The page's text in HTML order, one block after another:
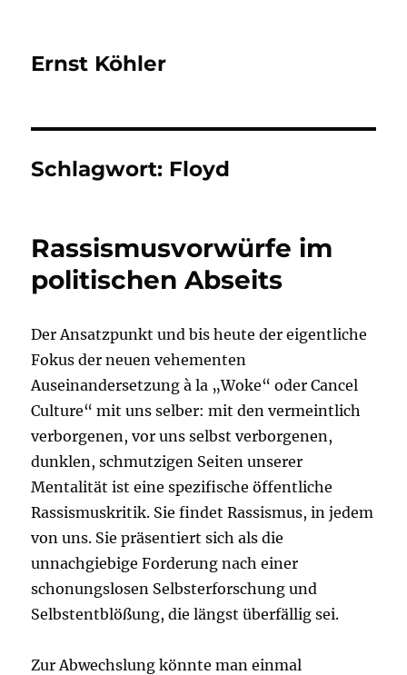
Ernst Köhler
Schlagwort: Floyd
Rassismusvorwürfe im
politischen Abseits
Der Ansatzpunkt und bis heute der eigentliche
Fokus der neuen vehementen
Auseinandersetzung à la „Woke“ oder Cancel
Culture“ mit uns selber: mit den vermeintlich
verborgenen, vor uns selbst verborgenen,
dunklen, schmutzigen Seiten unserer
Mentalität ist eine spezifische öffentliche
Rassismuskritik. Sie findet Rassismus, in jedem
von uns. Sie präsentiert sich als die
unnachgiebige Forderung nach einer
schonungslosen Selbsterforschung und
Selbstentblößung, die längst überfällig sei.
Zur Abwechslung könnte man einmal